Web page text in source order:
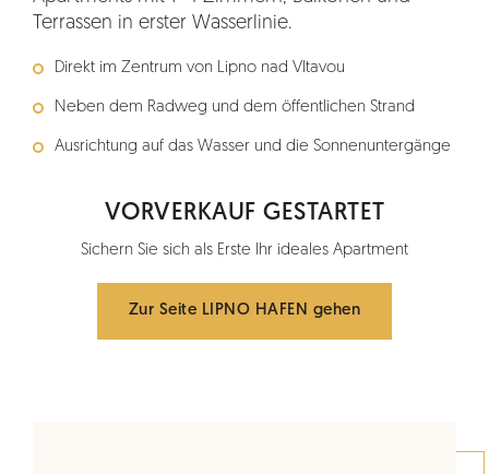
Terrassen in erster Wasserlinie.
Direkt im Zentrum von Lipno nad Vltavou
Neben dem Radweg und dem öffentlichen Strand
Ausrichtung auf das Wasser und die Sonnenuntergänge
VORVERKAUF GESTARTET
Sichern Sie sich als Erste Ihr ideales Apartment
Zur Seite LIPNO HAFEN gehen